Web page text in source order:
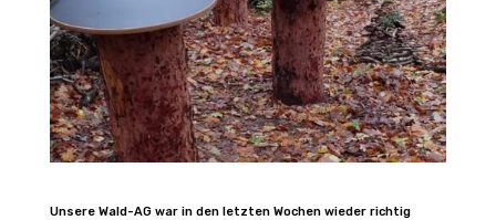
Unsere Wald-AG war in den letzten Wochen wieder richtig